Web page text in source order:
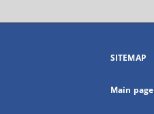
SITEMAP
Main page